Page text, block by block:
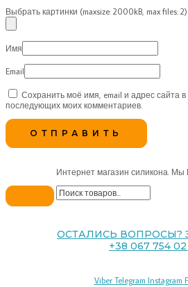
Выбрать картинки (maxsize: 2000kB, max files: 2)
Имя
Email
Сохранить моё имя, email и адрес сайта
последующих моих комментариев.
Интернет магазин силикона. Мы
ОСТАЛИСЬ ВОПРОСЫ?
+38 067 754
Viber Telegram Instagram